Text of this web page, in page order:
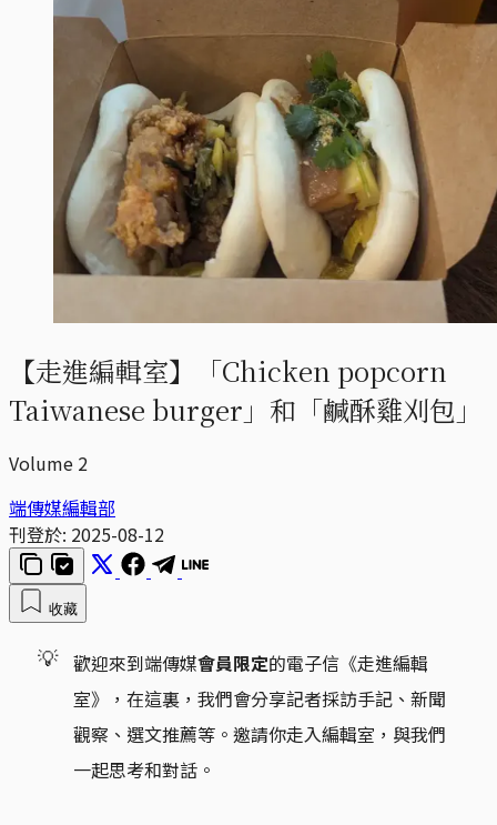
【走進編輯室】「Chicken popcorn
Taiwanese burger」和「鹹酥雞刈包」
Volume 2
端傳媒編輯部
刊登於: 2025-08-12
收藏
💡 歡迎來到端傳媒會員限定的電子信《走進編輯
室》，在這裏，我們會分享記者採訪手記、新聞
觀察、選文推薦等。邀請你走入編輯室，與我們
一起思考和對話。